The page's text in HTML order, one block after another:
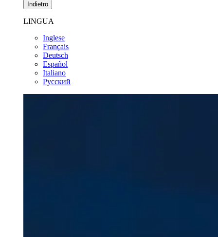
Indietro
LINGUA
Inglese
Français
Deutsch
Español
Italiano
Pусский